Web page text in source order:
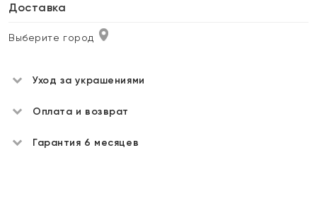
Доставка
Выберите город
Уход за украшениями
Оплата и возврат
Гарантия 6 месяцев